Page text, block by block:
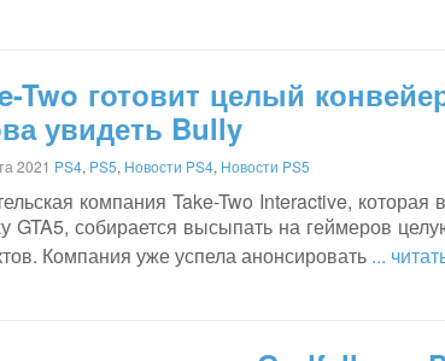
Two готовит целый
увидеть Bully
2021 PS4, PS5, Новости PS4, Новости PS5
компания Take-Two Interactive,
GTA5, собирается высыпать на геймеров
Компания уже успела анонсировать ...